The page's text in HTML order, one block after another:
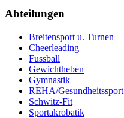
Abteilungen
Breitensport u. Turnen
Cheerleading
Fussball
Gewichtheben
Gymnastik
REHA/Gesundheitssport
Schwitz-Fit
Sportakrobatik